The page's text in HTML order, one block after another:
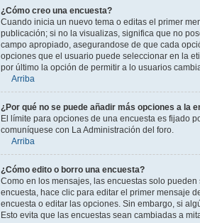
¿Cómo creo una encuesta?
Cuando inicia un nuevo tema o editas el primer
publicación; si no la visualizas, significa que no
campo apropiado, asegurandose de que cada
opciones que el usuario puede seleccionar en la
por último la opción de permitir a lo usuarios
Arriba
¿Por qué no se puede añadir más opciones a la
El límite para opciones de una encuesta es fijado
comuníquese con La Administración del foro.
Arriba
¿Cómo edito o borro una encuesta?
Como en los mensajes, las encuestas solo
encuesta, hace clic para editar el primer mensaje
encuesta o editar las opciones. Sin embargo, si
Esto evita que las encuestas sean cambiadas a